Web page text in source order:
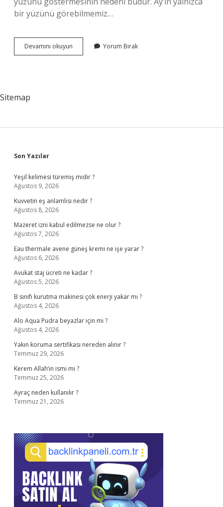
bir yüzünü görebilmemiz…
Devamını okuyun Dünyadan
Baktığımızda
Olabilir
Yorum Bırak
Sitemap
Sidebar
Son Yazılar
Yeşil kelimesi türemiş midir ?
Ağustos 9, 2026
Kuvvetin eş anlamlısı nedir ?
Ağustos 8, 2026
Mazeret izni kabul edilmezse ne olur ?
Ağustos 7, 2026
Eau thermale avene güneş kremi ne işe yarar ?
Ağustos 6, 2026
Avukat staj ücreti ne kadar ?
Ağustos 5, 2026
B sınıfı kurutma makinesi çok enerji yakar mı ?
Ağustos 4, 2026
Alo Aqua Pudra beyazlar için mi ?
Ağustos 4, 2026
Yakın koruma sertifikası nereden alınır ?
Temmuz 29, 2026
Kerem Allah’ın ismi mi ?
Temmuz 25, 2026
Ayraç neden kullanılır ?
Temmuz 21, 2026